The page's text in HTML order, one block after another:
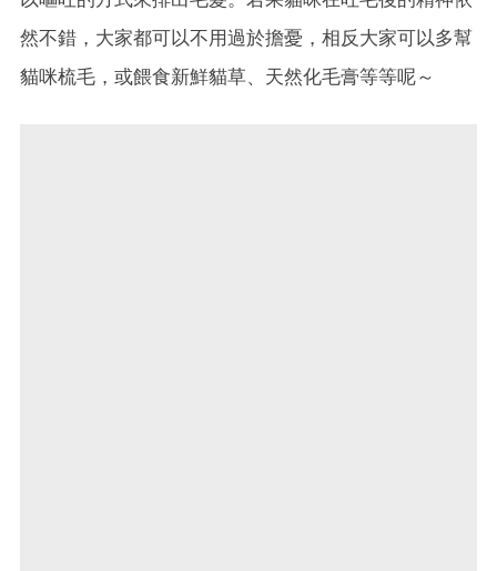
然不錯，大家都可以不用過於擔憂，相反大家可以多幫
貓咪梳毛，或餵食新鮮貓草、天然化毛膏等等呢～